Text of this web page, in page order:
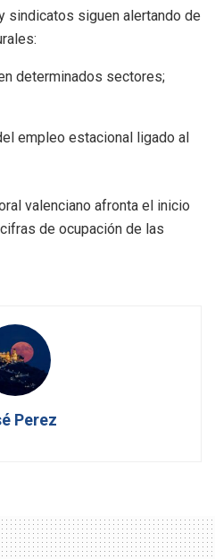
sindicatos siguen alertando de
determinados sectores;
empleo estacional ligado al
valenciano afronta el inicio
de ocupación de las
Perez